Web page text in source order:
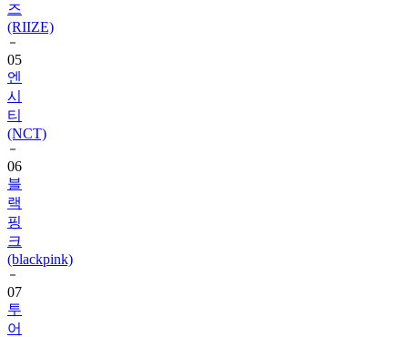
즈
(RIIZE)
05
엔
시
티
(NCT)
06
블
랙
핑
크
(blackpink)
07
투
어